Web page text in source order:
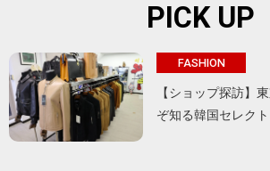
PICK UP
FASHION
【ショップ探訪】
ぞ知る韓国セレク